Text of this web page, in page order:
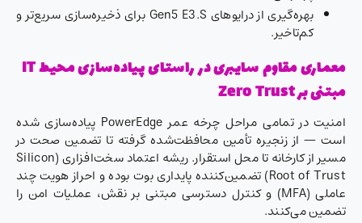
بهره‌گیری از درایوهای Gen5 E3.S برای ذخیره‌سازی سریع‌تر و
کم‌تاخیر.
معماری مقاوم سایبری در راستای پیاده‌سازی محیط IT
مبتنی بر Zero Trust
امنیت در تمامی مراحل چرخه عمر PowerEdge پیاده‌سازی شده
است — از زنجیره تأمین محافظت‌شده گرفته تا تضمین صحت در
مسیر از کارخانه تا محل استقرار. ریشه اعتماد سخت‌افزاری (Silicon
Root of Trust) تضمین‌کننده پایداری بوت بوده و احراز هویت چند
عاملی (MFA) و کنترل دسترسی مبتنی بر نقش، عملیات امن را
تضمین می‌کنند.